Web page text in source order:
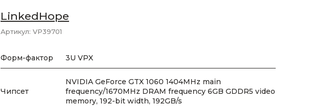
LinkedHope
Артикул: VP39701
Форм-фактор 3U VPX
Чипсет
NVIDIA GeForce GTX 1060 1404MHz main
frequency/1670MHz DRAM frequency 6GB GDDR5 video
memory, 192-bit width, 192GB/s